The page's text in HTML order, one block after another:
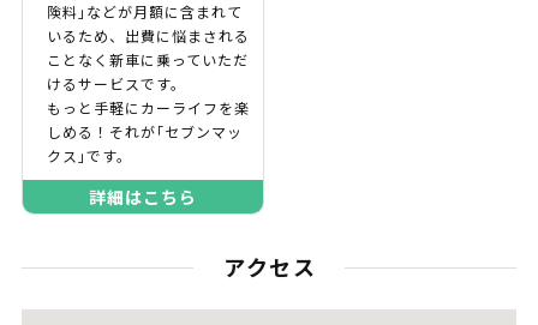
険料｣などが月額に含まれて
いるため、出費に悩まされる
ことなく新車に乗っていただ
けるサービスです。
もっと手軽にカーライフを楽
しめる！それが｢セブンマッ
クス｣です。
詳細はこちら
アクセス